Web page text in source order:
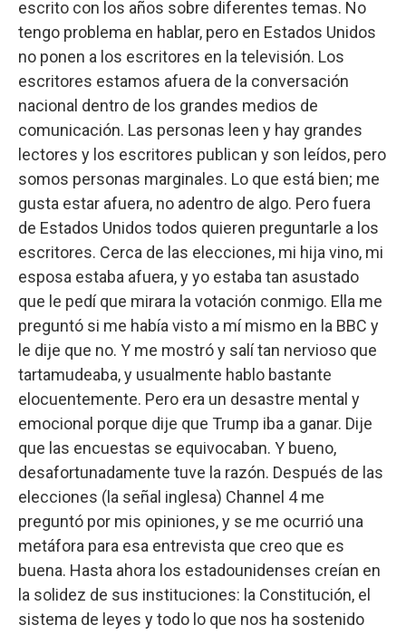
escrito con los años sobre diferentes temas. No
tengo problema en hablar, pero en Estados Unidos
no ponen a los escritores en la televisión. Los
escritores estamos afuera de la conversación
nacional dentro de los grandes medios de
comunicación. Las personas leen y hay grandes
lectores y los escritores publican y son leídos, pero
somos personas marginales. Lo que está bien; me
gusta estar afuera, no adentro de algo. Pero fuera
de Estados Unidos todos quieren preguntarle a los
escritores. Cerca de las elecciones, mi hija vino, mi
esposa estaba afuera, y yo estaba tan asustado
que le pedí que mirara la votación conmigo. Ella me
preguntó si me había visto a mí mismo en la BBC y
le dije que no. Y me mostró y salí tan nervioso que
tartamudeaba, y usualmente hablo bastante
elocuentemente. Pero era un desastre mental y
emocional porque dije que Trump iba a ganar. Dije
que las encuestas se equivocaban. Y bueno,
desafortunadamente tuve la razón. Después de las
elecciones (la señal inglesa) Channel 4 me
preguntó por mis opiniones, y se me ocurrió una
metáfora para esa entrevista que creo que es
buena. Hasta ahora los estadounidenses creían en
la solidez de sus instituciones: la Constitución, el
sistema de leyes y todo lo que nos ha sostenido